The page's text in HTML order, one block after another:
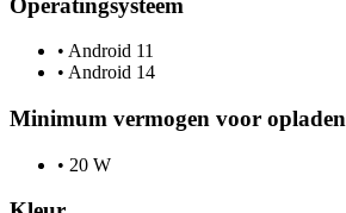
• Android 11
• Android 14
Minimum vermogen voor opladen
• 20 W